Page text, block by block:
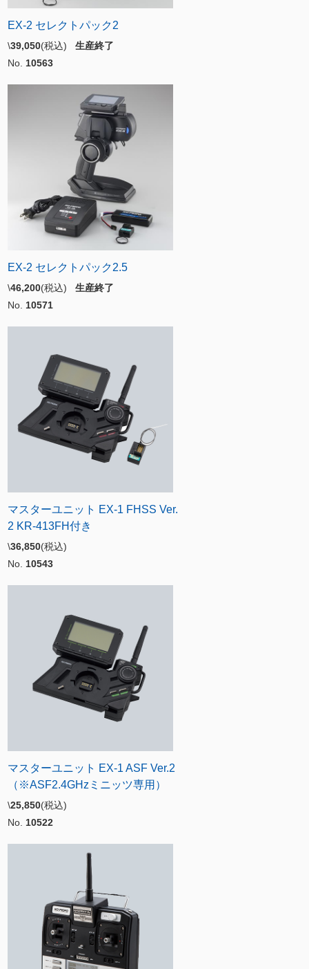
EX-2 セレクトパック2
\39,050(税込) 生産終了
No. 10563
EX-2 セレクトパック2.5
\46,200(税込) 生産終了
No. 10571
マスターユニット EX-1 FHSS Ver.
2 KR-413FH付き
\36,850(税込)
No. 10543
マスターユニット EX-1 ASF Ver.2
（※ASF2.4GHzミニッツ専用）
\25,850(税込)
No. 10522